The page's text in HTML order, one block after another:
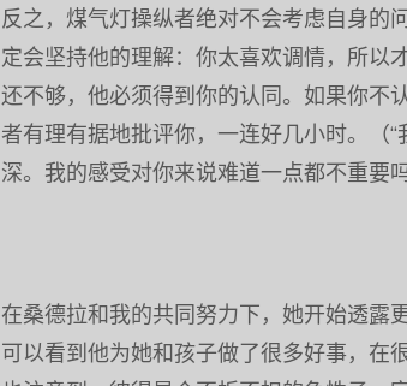
反之，煤气灯操纵者绝对不会考虑自身的
定会坚持他的理解：你太喜欢调情，所以
还不够，他必须得到你的认同。如果你不
者有理有据地批评你，一连好几小时。（
深。我的感受对你来说难道一点都不重要吗
在桑德拉和我的共同努力下，她开始透露
可以看到他为她和孩子做了很多好事，在